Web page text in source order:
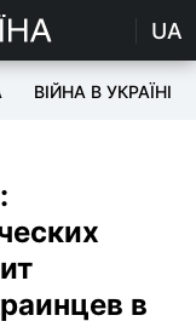
UA
ВІЙНА В УКРАЇНІ
в